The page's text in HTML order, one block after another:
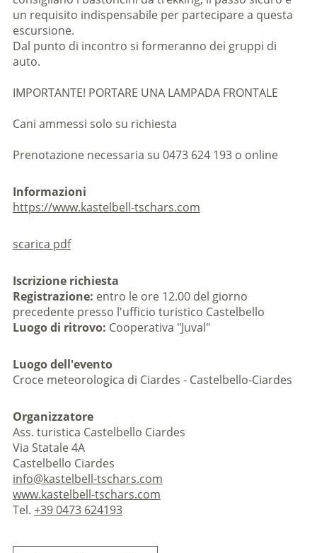
un requisito indispensabile per partecipare a questa
escursione.
Dal punto di incontro si formeranno dei gruppi di
auto.
IMPORTANTE! PORTARE UNA LAMPADA FRONTALE
Cani ammessi solo su richiesta
Prenotazione necessaria su 0473 624 193 o online
Informazioni
https://www.kastelbell-tschars.com
scarica pdf
Iscrizione richiesta
Registrazione: entro le ore 12.00 del giorno
precedente presso l'ufficio turistico Castelbello
Luogo di ritrovo: Cooperativa "Juval"
Luogo dell'evento
Croce meteorologica di Ciardes - Castelbello-Ciardes
Organizzatore
Ass. turistica Castelbello Ciardes
Via Statale 4A
Castelbello Ciardes
info@kastelbell-tschars.com
www.kastelbell-tschars.com
Tel. +39 0473 624193